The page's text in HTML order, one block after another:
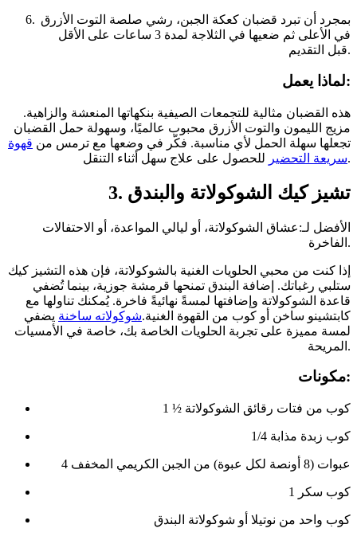
بمجرد أن تبرد قضبان كعكة الجبن، رشي صلصة التوت الأزرق
في الأعلى ثم ضعيها في الثلاجة لمدة 3 ساعات على الأقل
قبل التقديم.
لماذا يعمل:
هذه القضبان مثالية للتجمعات الصيفية بنكهاتها المنعشة والزاهية.
مزيج الليمون والتوت الأزرق محبوب عالميًا، وسهولة حمل القضبان
تجعلها سهلة الحمل لأي مناسبة. فكّر في وضعها مع ترمس من قهوة
سريعة التحضيرللحصول على علاج سهل أثناء التنقل.
3. تشيز كيك الشوكولاتة والبندق
الأفضل لـ:عشاق الشوكولاتة، أو ليالي المواعدة، أو الاحتفالات
الفاخرة.
إذا كنت من محبي الحلويات الغنية بالشوكولاتة، فإن هذه التشيز كيك
ستلبي رغباتك. إضافة البندق تمنحها قرمشة جوزية، بينما تُضفي
قاعدة الشوكولاتة وإضافتها لمسةً نهائيةً فاخرة. يُمكنك تناولها مع
كابتشينو ساخن أو كوب من القهوة الغنية.شوكولاته ساخنة يضفي
لمسة مميزة على تجربة الحلويات الخاصة بك، خاصة في الأمسيات
المريحة.
مكونات:
1 ½ كوب من فتات رقائق الشوكولاتة
1/4 كوب زبدة مذابة
4 عبوات (8 أونصة لكل عبوة) من الجبن الكريمي المخفف
1 كوب سكر
كوب واحد من نوتيلا أو شوكولاتة البندق